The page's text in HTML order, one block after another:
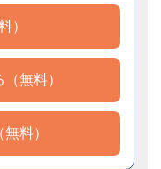
）
無料）
料）